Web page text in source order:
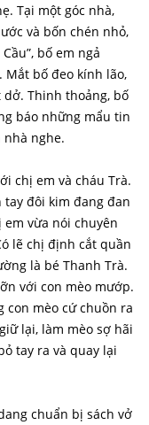
Tại một góc nhà,
và bốn chén nhỏ,
bố em ngả
Mắt bố đeo kính lão,
Thinh thoảng, bố
báo những mẩu tin
nhà nghe.
chị em và cháu Trà.
đôi kim đang đan
em vừa nói chuyên
lẽ chị định cắt quần
là bé Thanh Trà.
với con mèo mướp.
con mèo cứ chuồn ra
lại, làm mèo sợ hãi
tay ra và quay lại
chuẩn bị sách vở